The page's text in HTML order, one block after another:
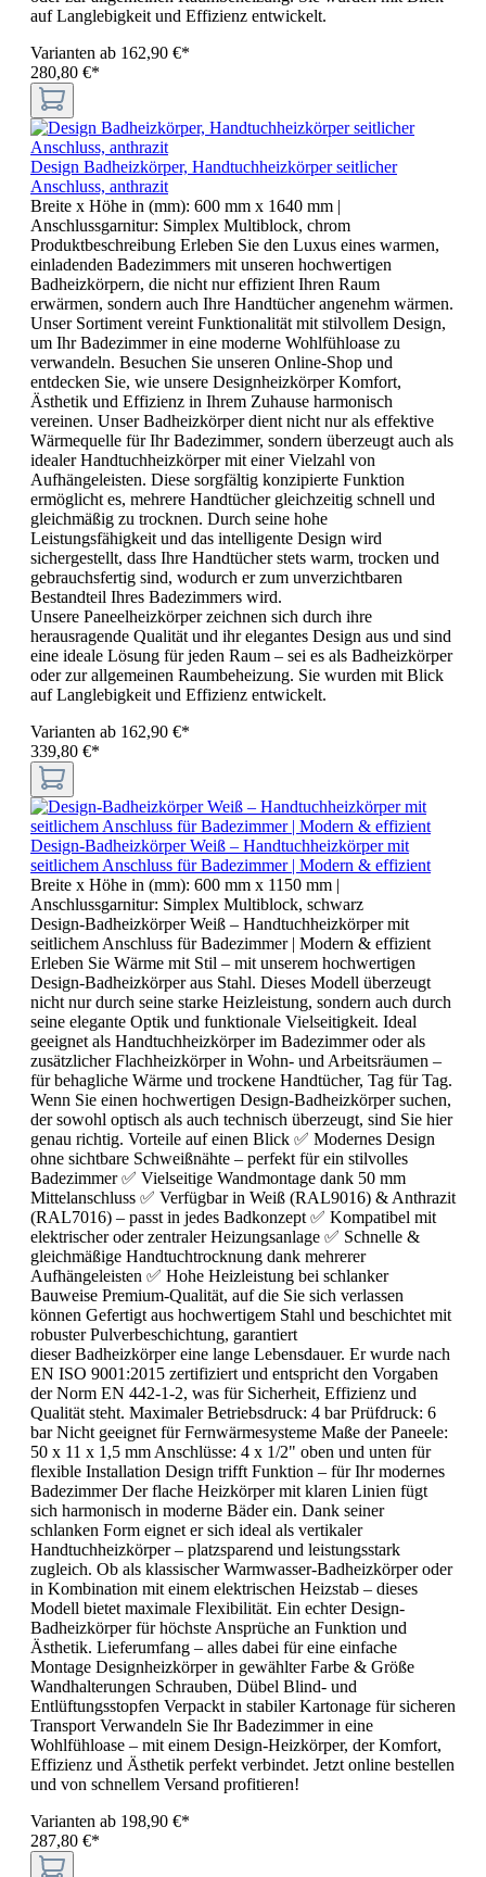
auf Langlebigkeit und Effizienz entwickelt.
Varianten ab 162,90 €*
280,80 €*
Design Badheizkörper, Handtuchheizkörper seitlicher
Anschluss, anthrazit
Breite x Höhe in (mm): 600 mm x 1640 mm |
Anschlussgarnitur: Simplex Multiblock, chrom
Produktbeschreibung Erleben Sie den Luxus eines warmen,
einladenden Badezimmers mit unseren hochwertigen
Badheizkörpern, die nicht nur effizient Ihren Raum
erwärmen, sondern auch Ihre Handtücher angenehm wärmen.
Unser Sortiment vereint Funktionalität mit stilvollem Design,
um Ihr Badezimmer in eine moderne Wohlfühloase zu
verwandeln. Besuchen Sie unseren Online-Shop und
entdecken Sie, wie unsere Designheizkörper Komfort,
Ästhetik und Effizienz in Ihrem Zuhause harmonisch
vereinen. Unser Badheizkörper dient nicht nur als effektive
Wärmequelle für Ihr Badezimmer, sondern überzeugt auch als
idealer Handtuchheizkörper mit einer Vielzahl von
Aufhängeleisten. Diese sorgfältig konzipierte Funktion
ermöglicht es, mehrere Handtücher gleichzeitig schnell und
gleichmäßig zu trocknen. Durch seine hohe
Leistungsfähigkeit und das intelligente Design wird
sichergestellt, dass Ihre Handtücher stets warm, trocken und
gebrauchsfertig sind, wodurch er zum unverzichtbaren
Bestandteil Ihres Badezimmers wird.
Unsere Paneelheizkörper zeichnen sich durch ihre
herausragende Qualität und ihr elegantes Design aus und sind
eine ideale Lösung für jeden Raum – sei es als Badheizkörper
oder zur allgemeinen Raumbeheizung. Sie wurden mit Blick
auf Langlebigkeit und Effizienz entwickelt.
Varianten ab 162,90 €*
339,80 €*
Design-Badheizkörper Weiß – Handtuchheizkörper mit
seitlichem Anschluss für Badezimmer | Modern & effizient
Breite x Höhe in (mm): 600 mm x 1150 mm |
Anschlussgarnitur: Simplex Multiblock, schwarz
Design-Badheizkörper Weiß – Handtuchheizkörper mit
seitlichem Anschluss für Badezimmer | Modern & effizient
Erleben Sie Wärme mit Stil – mit unserem hochwertigen
Design-Badheizkörper aus Stahl. Dieses Modell überzeugt
nicht nur durch seine starke Heizleistung, sondern auch durch
seine elegante Optik und funktionale Vielseitigkeit. Ideal
geeignet als Handtuchheizkörper im Badezimmer oder als
zusätzlicher Flachheizkörper in Wohn- und Arbeitsräumen –
für behagliche Wärme und trockene Handtücher, Tag für Tag.
Wenn Sie einen hochwertigen Design-Badheizkörper suchen,
der sowohl optisch als auch technisch überzeugt, sind Sie hier
genau richtig. Vorteile auf einen Blick ✅ Modernes Design
ohne sichtbare Schweißnähte – perfekt für ein stilvolles
Badezimmer ✅ Vielseitige Wandmontage dank 50 mm
Mittelanschluss ✅ Verfügbar in Weiß (RAL9016) & Anthrazit
(RAL7016) – passt in jedes Badkonzept ✅ Kompatibel mit
elektrischer oder zentraler Heizungsanlage ✅ Schnelle &
gleichmäßige Handtuchtrocknung dank mehrerer
Aufhängeleisten ✅ Hohe Heizleistung bei schlanker
Bauweise Premium-Qualität, auf die Sie sich verlassen
können Gefertigt aus hochwertigem Stahl und beschichtet mit
robuster Pulverbeschichtung, garantiert
dieser Badheizkörper eine lange Lebensdauer. Er wurde nach
EN ISO 9001:2015 zertifiziert und entspricht den Vorgaben
der Norm EN 442-1-2, was für Sicherheit, Effizienz und
Qualität steht. Maximaler Betriebsdruck: 4 bar Prüfdruck: 6
bar Nicht geeignet für Fernwärmesysteme Maße der Paneele:
50 x 11 x 1,5 mm Anschlüsse: 4 x 1/2" oben und unten für
flexible Installation Design trifft Funktion – für Ihr modernes
Badezimmer Der flache Heizkörper mit klaren Linien fügt
sich harmonisch in moderne Bäder ein. Dank seiner
schlanken Form eignet er sich ideal als vertikaler
Handtuchheizkörper – platzsparend und leistungsstark
zugleich. Ob als klassischer Warmwasser-Badheizkörper oder
in Kombination mit einem elektrischen Heizstab – dieses
Modell bietet maximale Flexibilität. Ein echter Design-
Badheizkörper für höchste Ansprüche an Funktion und
Ästhetik. Lieferumfang – alles dabei für eine einfache
Montage Designheizkörper in gewählter Farbe & Größe
Wandhalterungen Schrauben, Dübel Blind- und
Entlüftungsstopfen Verpackt in stabiler Kartonage für sicheren
Transport Verwandeln Sie Ihr Badezimmer in eine
Wohlfühloase – mit einem Design-Heizkörper, der Komfort,
Effizienz und Ästhetik perfekt verbindet. Jetzt online bestellen
und von schnellem Versand profitieren!
Varianten ab 198,90 €*
287,80 €*